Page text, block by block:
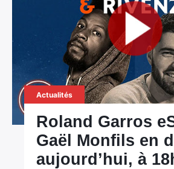
Actualités
Roland Garros
Gaël Monfils en
aujourd’hui, à